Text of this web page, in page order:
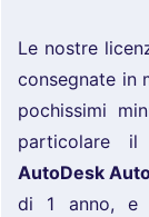
Le nostre
consegnate in
pochissimi
particolare
AutoDesk
di 1 anno, e